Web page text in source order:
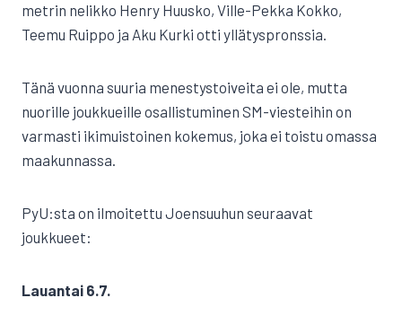
metrin nelikko Henry Huusko, Ville-Pekka Kokko,
Teemu Ruippo ja Aku Kurki otti yllätyspronssia.
Tänä vuonna suuria menestystoiveita ei ole, mutta
nuorille joukkueille osallistuminen SM-viesteihin on
varmasti ikimuistoinen kokemus, joka ei toistu omassa
maakunnassa.
PyU:sta on ilmoitettu Joensuuhun seuraavat
joukkueet:
Lauantai 6.7.